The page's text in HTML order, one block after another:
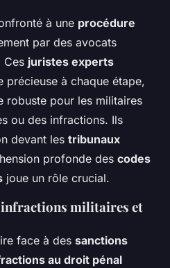
à une procédure
par des avocats
Ces juristes experts
précieuse à chaque étape,
robuste pour les militaires
ou des infractions. Ils
devant les tribunaux
profonde des codes
joue un rôle crucial.
militaires et
face à des sanctions
au droit pénal